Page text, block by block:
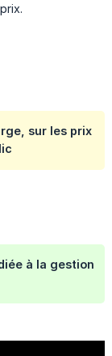
sur les prix
à la gestion